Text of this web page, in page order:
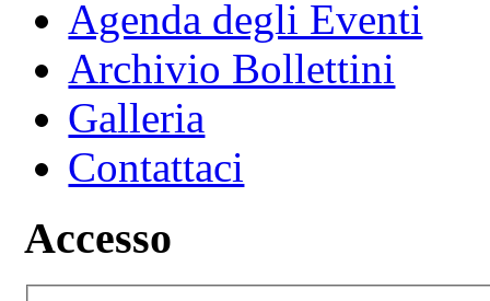
Agenda degli Eventi
Archivio Bollettini
Galleria
Contattaci
Accesso